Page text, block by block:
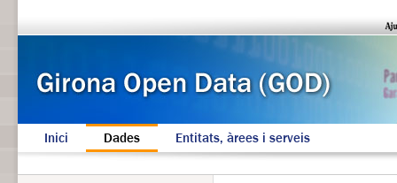
Inici Dades Entitats, àrees i serveis